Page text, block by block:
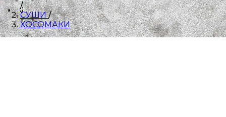
/
СУШИ/
ХОСОМАКИ